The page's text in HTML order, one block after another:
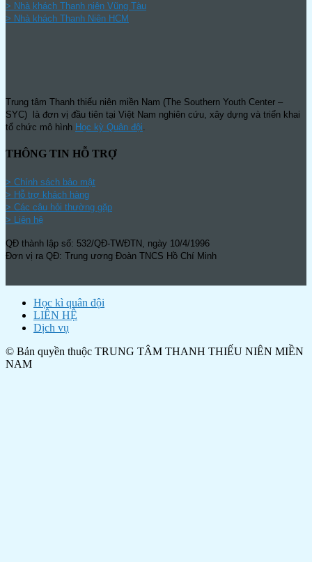
> Nhà khách Thanh niên Vũng Tàu
> Nhà khách Thanh Niên HCM
Trung tâm Thanh thiếu niên miền Nam (The Southern Youth Center –
SYC) là đơn vị đầu tiên tại Việt Nam nghiên cứu, xây dựng và triển khai
tổ chức mô hình Học kỳ Quân đội.
THÔNG TIN HỖ TRỢ
> Chính sách bảo mật
> Hỗ trợ khách hàng
> Các câu hỏi thường gặp
> Liên hệ
QĐ thành lập số: 532/QĐ-TWĐTN, ngày 10/4/1996
Đơn vị ra QĐ: Trung ương Đoàn TNCS Hồ Chí Minh
Học kì quân đội
LIÊN HỆ
Dịch vụ
© Bản quyền thuộc TRUNG TÂM THANH THIẾU NIÊN MIỀN
NAM